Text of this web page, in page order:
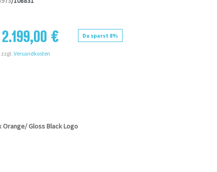
2.199,00 € Du sparst 8%
zzgl.Versandkosten
Orange/ Gloss Black Logo